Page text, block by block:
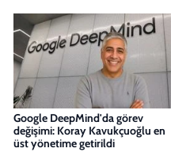
Google DeepMind'da görev
değişimi: Koray Kavukçuoğlu en
üst yönetime getirildi